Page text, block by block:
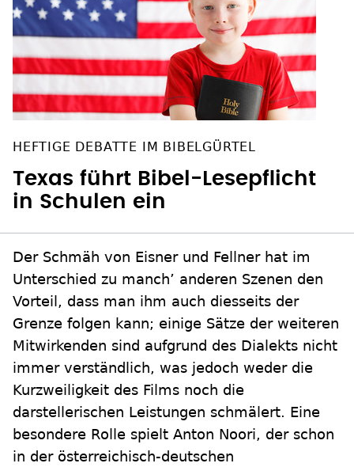
HEFTIGE DEBATTE IM BIBELGÜRTEL
Texas führt Bibel-Lesepflicht
in Schulen ein
Der Schmäh von Eisner und Fellner hat im
Unterschied zu manch’ anderen Szenen den
Vorteil, dass man ihm auch diesseits der
Grenze folgen kann; einige Sätze der weiteren
Mitwirkenden sind aufgrund des Dialekts nicht
immer verständlich, was jedoch weder die
Kurzweiligkeit des Films noch die
darstellerischen Leistungen schmälert. Eine
besondere Rolle spielt Anton Noori, der schon
in der österreichisch-deutschen